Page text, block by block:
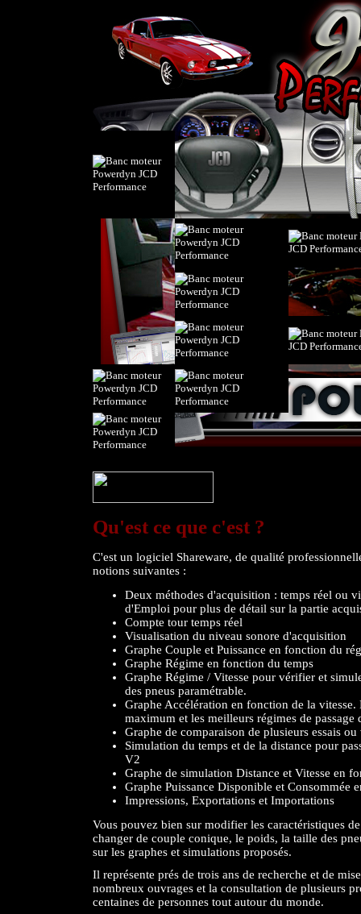
Qu'est ce que c'est ?
C'est un logiciel Shareware, de qualité
notions suivantes :
Deux méthodes d'acquisition : temps réel ou
d'Emploi pour plus de détail sur la partie
Compte tour temps réel
Visualisation du niveau sonore d'acquisition
Graphe Couple et Puissance en fonction du
Graphe Régime en fonction du temps
Graphe Régime / Vitesse pour vérifier et
des pneus paramétrable.
Graphe Accélération en fonction de la vitesse.
maximum et les meilleurs régimes de passage
Graphe de comparaison de plusieurs essais
Simulation du temps et de la distance pour
V2
Graphe de simulation Distance et Vitesse en
Graphe Puissance Disponible et Consommée
Impressions, Exportations et Importations
Vous pouvez bien sur modifier les caractéristiques
changer de couple conique, le poids, la taille des
sur les graphes et simulations proposés.
Il représente prés de trois ans de recherche et de
nombreux ouvrages et la consultation de plusieurs
centaines de personnes tout autour du monde.